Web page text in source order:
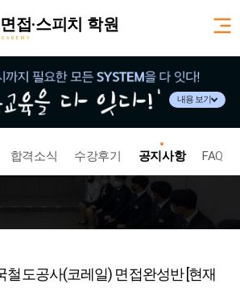
접·스피치 학원
내용 보기
합격소식 수강후기 공지사항 FAQ
철도공사(코레일) 면접완성반 [현재